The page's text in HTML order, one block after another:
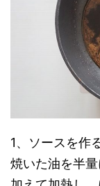
1、ソースを作る
焼いた油を半